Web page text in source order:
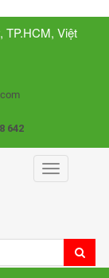
TP.HCM, Việt
642
Toggle
navigation